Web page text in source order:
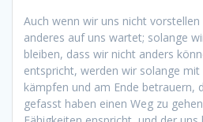
Auch wenn wir uns nicht
anderes auf uns wartet; solange
bleiben, dass wir nicht anders
entspricht, werden wir solange
kämpfen und am Ende betrauern,
gefasst haben einen Weg zu